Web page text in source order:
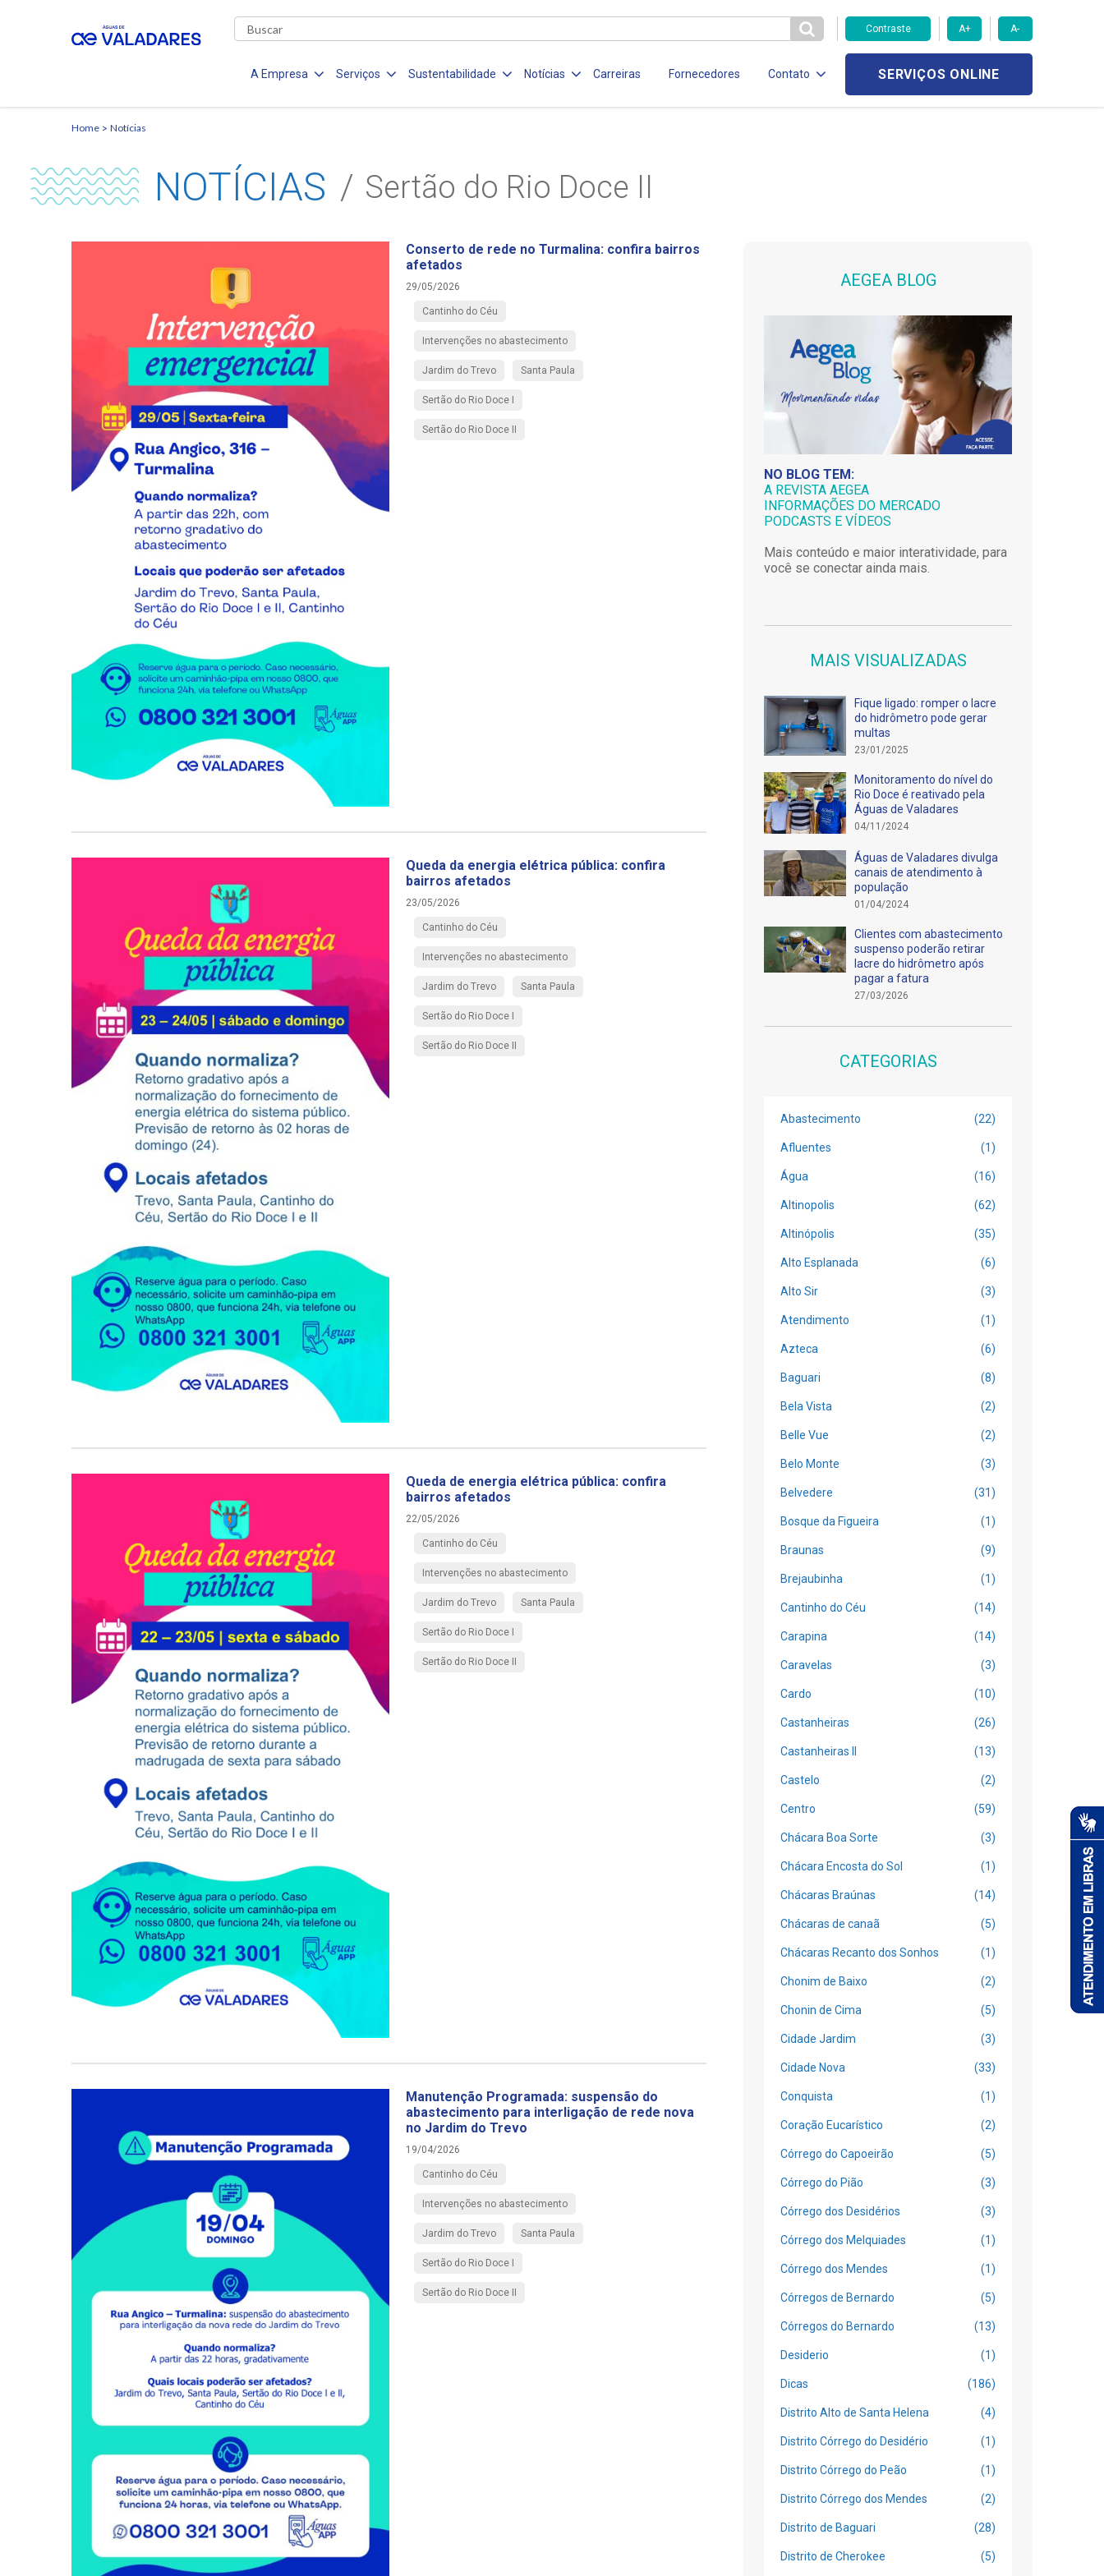
Contraste A+ A-
A Empresa Serviços Sustentabilidade Notícias Carreiras Fornecedores Contato SERVIÇOS ONLINE
Home Notícias
NOTÍCIAS Sertão do Rio Doce II
Conserto de rede no Turmalina: confira bairros
afetados
29/05/2026
Cantinho do Céu
Intervenções no abastecimento
Jardim do Trevo Santa Paula
Sertão do Rio Doce I
Sertão do Rio Doce II
Queda da energia elétrica pública: confira
bairros afetados
23/05/2026
Cantinho do Céu
Intervenções no abastecimento
Jardim do Trevo Santa Paula
Sertão do Rio Doce I
Sertão do Rio Doce II
Queda de energia elétrica pública: confira
bairros afetados
22/05/2026
Cantinho do Céu
Intervenções no abastecimento
Jardim do Trevo Santa Paula
Sertão do Rio Doce I
Sertão do Rio Doce II
Manutenção Programada: suspensão do
abastecimento para interligação de rede nova
no Jardim do Trevo
19/04/2026
Cantinho do Céu
Intervenções no abastecimento
Jardim do Trevo Santa Paula
Sertão do Rio Doce I
Sertão do Rio Doce II
AEGEA BLOG
NO BLOG TEM:
A REVISTA AEGEA
INFORMAÇÕES DO MERCADO
PODCASTS E VÍDEOS
Mais conteúdo e maior interatividade, para
você se conectar ainda mais.
MAIS VISUALIZADAS
Fique ligado: romper o lacre
do hidrômetro pode gerar
multas
23/01/2025
Monitoramento do nível do
Rio Doce é reativado pela
Águas de Valadares
04/11/2024
Águas de Valadares divulga
canais de atendimento à
população
01/04/2024
Clientes com abastecimento
suspenso poderão retirar
lacre do hidrômetro após
pagar a fatura
27/03/2026
CATEGORIAS
Abastecimento (22)
Afluentes (1)
Água (16)
Altinopolis (62)
Altinópolis (35)
Alto Esplanada (6)
Alto Sir (3)
Atendimento (1)
Azteca (6)
Baguari (8)
Bela Vista (2)
Belle Vue (2)
Belo Monte (3)
Belvedere (31)
Bosque da Figueira (1)
Braunas (9)
Brejaubinha (1)
Cantinho do Céu (14)
Carapina (14)
Caravelas (3)
Cardo (10)
Castanheiras (26)
Castanheiras II (13)
Castelo (2)
Centro (59)
Chácara Boa Sorte (3)
Chácara Encosta do Sol (1)
Chácaras Braúnas (14)
Chácaras de canaã (5)
Chácaras Recanto dos Sonhos (1)
Chonim de Baixo (2)
Chonin de Cima (5)
Cidade Jardim (3)
Cidade Nova (33)
Conquista (1)
Coração Eucarístico (2)
Córrego do Capoeirão (5)
Córrego do Pião (3)
Córrego dos Desidérios (3)
Córrego dos Melquiades (1)
Córrego dos Mendes (1)
Córregos de Bernardo (5)
Córregos do Bernardo (13)
Desiderio (1)
Dicas (186)
Distrito Alto de Santa Helena (4)
Distrito Córrego do Desidério (1)
Distrito Córrego do Peão (1)
Distrito Córrego dos Mendes (2)
Distrito de Baguari (28)
Distrito de Cherokee (5)